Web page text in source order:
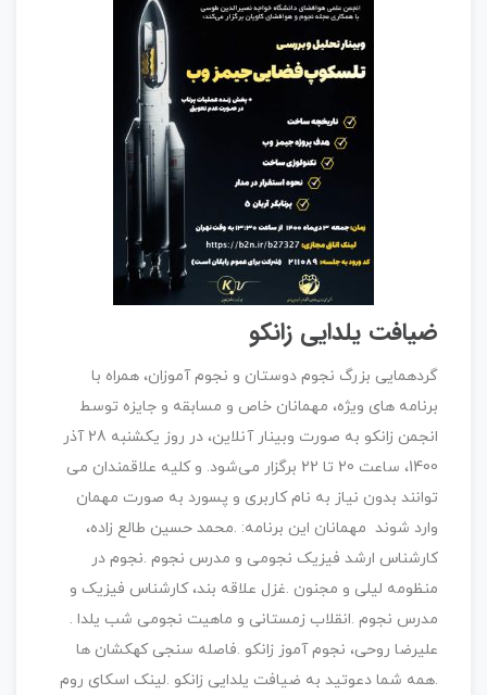
ضیافت یلدایی زانکو
گردهمایی بزرگ نجوم دوستان و نجوم آموزان،‌ همراه با
برنامه های ویژه، مهمانان خاص و مسابقه و جایزه توسط
انجمن زانکو به صورت وبینار آنلاین،‌ در روز یکشنبه 28 آذر
1400، ساعت 20 تا 22 برگزار می‌شود. و کلیه علاقمندان می
توانند بدون نیاز به نام کاربری و پسورد به صورت مهمان
وارد شوند مهمانان این برنامه: .محمد حسین طالع زاده،
کارشناس ارشد فیزیک نجومی و مدرس نجوم .نجوم در
منظومه لیلی و مجنون .غزل علاقه بند، کارشناس فیزیک و
مدرس نجوم .انقلاب زمستانی و ماهیت نجومی شب یلدا .
علیرضا روحی، نجوم آموز زانکو .فاصله سنجی کهکشان ها
.همه شما دعوتید به ضیافت یلدایی زانکو .لینک اسکای روم